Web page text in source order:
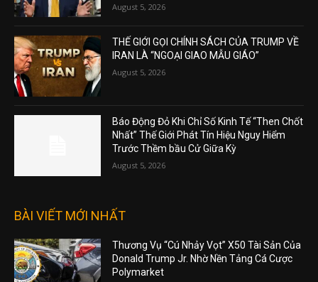
August 5, 2026
THẾ GIỚI GỌI CHÍNH SÁCH CỦA TRUMP VỀ
IRAN LÀ “NGOẠI GIAO MẪU GIÁO”
August 5, 2026
Báo Động Đỏ Khi Chỉ Số Kinh Tế “Then Chốt
Nhất” Thế Giới Phát Tín Hiệu Nguy Hiểm
Trước Thềm bầu Cử Giữa Kỳ
August 5, 2026
BÀI VIẾT MỚI NHẤT
Thương Vụ “Cú Nhảy Vọt” X50 Tài Sản Của
Donald Trump Jr. Nhờ Nền Tảng Cá Cược
Polymarket